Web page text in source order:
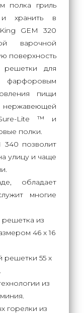
полка гриль
и хранить в
GEM 320
варочной
поверхность
решетки для
пищи
нержавеющей
Sure-Lite ™ и
полки.
340 позволит
улицу и чаще
обладает
многие
из
46 х 16
решетки 55 х
из
горелки из